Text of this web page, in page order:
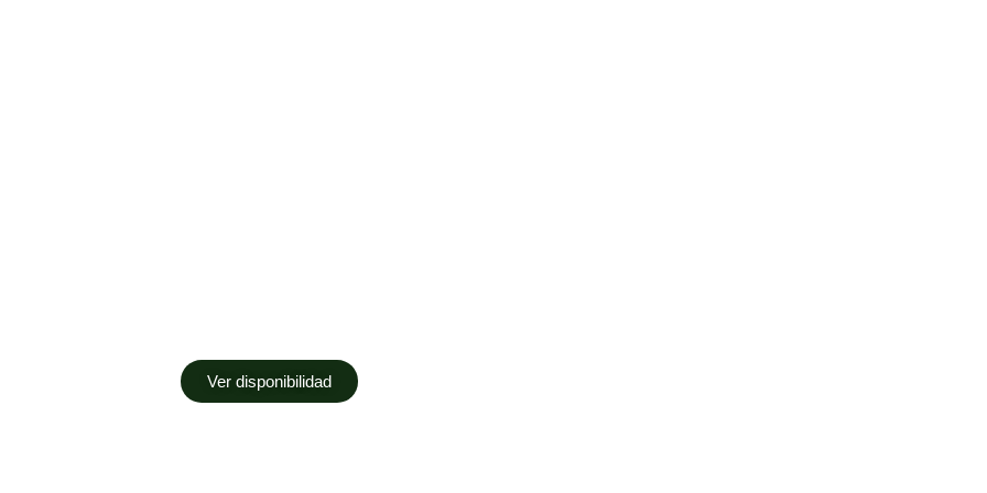
Ver disponibilidad